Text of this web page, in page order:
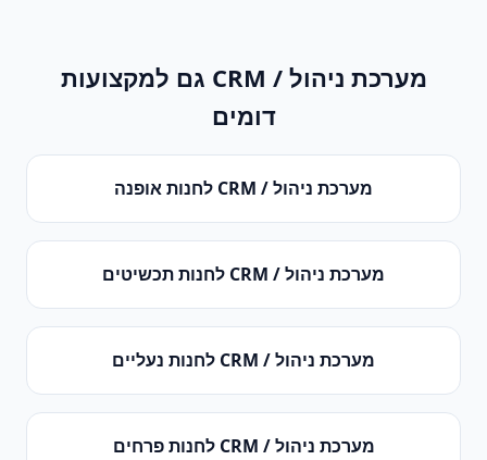
מערכת ניהול / CRM
גם למקצועות
דומים
מערכת ניהול / CRM לחנות אופנה
מערכת ניהול / CRM לחנות תכשיטים
מערכת ניהול / CRM לחנות נעליים
מערכת ניהול / CRM לחנות פרחים